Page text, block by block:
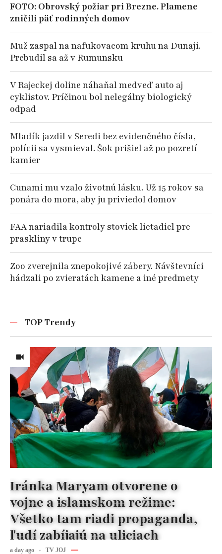
FOTO: Obrovský požiar pri Brezne. Plamene
zničili päť rodinných domov
Muž zaspal na nafukovacom kruhu na Dunaji.
Prebudil sa až v Rumunsku
V Rajeckej doline náhaňal medveď auto aj
cyklistov. Príčinou bol nelegálny biologický
odpad
Mladík jazdil v Seredi bez evidenčného čísla,
polícii sa vysmieval. Šok prišiel až po pozretí
kamier
Cunami mu vzalo životnú lásku. Už 15 rokov sa
ponára do mora, aby ju priviedol domov
FAA nariadila kontroly stoviek lietadiel pre
praskliny v trupe
Zoo zverejnila znepokojivé zábery. Návštevníci
hádzali po zvieratách kamene a iné predmety
TOP Trendy
Iránka Maryam otvorene o
vojne a islamskom režime:
Všetko tam riadi propaganda,
ľudí zabíjajú na uliciach
a day ago TV JOJ